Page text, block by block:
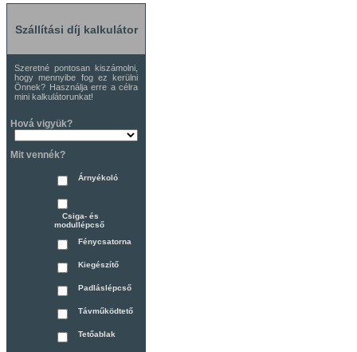
Szállítási díj kalkulátor
Szeretné pontosan kiszámolni,
hogy mennyibe fog ez kerülni
Önnek? Használja erre a célra
mini kalkulátorunkat!
Hová vigyük?
Mit vennék?
Árnyékoló
Csiga- és
modullépcső
Fénycsatorna
Kiegészítő
Padláslépcső
Távműködtető
Tetőablak